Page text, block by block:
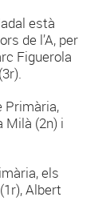
està
de l’A, per
Figuerola
Primària,
Milà (2n) i
els
Albert